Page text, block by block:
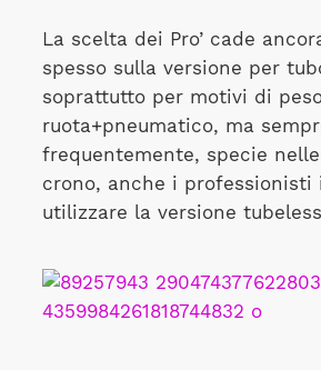
La scelta dei Pro’ cade
spesso sulla versione per
soprattutto per motivi di
ruota+pneumatico, ma
frequentemente, specie
crono, anche i professionisti
utilizzare la versione